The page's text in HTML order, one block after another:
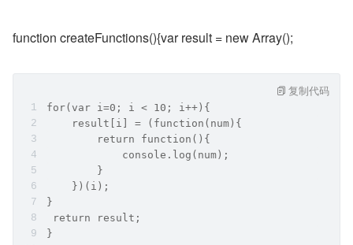
function createFunctions(){var result = new Array();
for(var i=0; i < 10; i++){
    result[i] = (function(num){
        return function(){
            console.log(num);
        }
    })(i);
}
return result;
}
复制代码